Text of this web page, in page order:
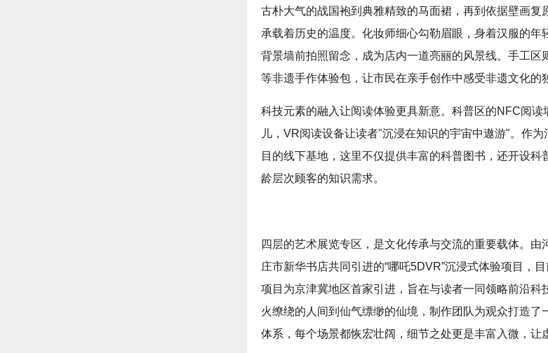
古朴大气的战国袍到典雅精致的马面裙，再到依据壁画复
承载着历史的温度。化妆师细心勾勒眉眼，身着汉服的年
背景墙前拍照留念，成为店内一道亮丽的风景线。手工区
等非遗手作体验包，让市民在亲手创作中感受非遗文化的
科技元素的融入让阅读体验更具新意。科普区的NFC阅读
儿，VR阅读设备让读者"沉浸在知识的宇宙中遨游"。作
目的线下基地，这里不仅提供丰富的科普图书，还开设科
龄层次顾客的知识需求。
四层的艺术展览专区，是文化传承与交流的重要载体。由
庄市新华书店共同引进的“哪吒5DVR”沉浸式体验项目，
项目为京津冀地区首家引进，旨在与读者一同领略前沿科
火缭绕的人间到仙气缥缈的仙境，制作团队为观众打造了
体系，每个场景都恢宏壮阔，细节之处更是丰富入微，让